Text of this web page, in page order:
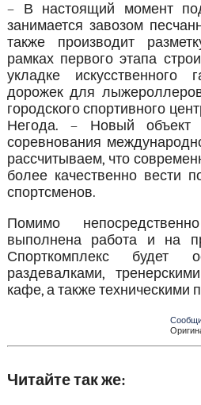
– В настоящий момент
занимается завозом
также производит
рамках первого этапа
укладке искусственного
дорожек для
городского спортивного
Негода. – Новый объект
соревнования
рассчитываем, что
более качественно вести
спортсменов.
Помимо
выполнена работа и на
Спорткомплекс будет
раздевалками,
кафе, а также техническими
Читайте так же: